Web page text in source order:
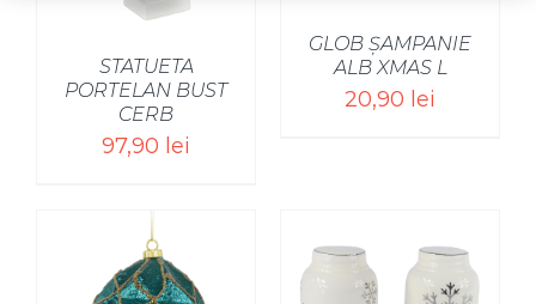
STATUETA
PORTELAN BUST
CERB
97,90 lei
GLOB ȘAMPANIE
ALB XMAS L
20,90 lei
SELECT OPTIONS